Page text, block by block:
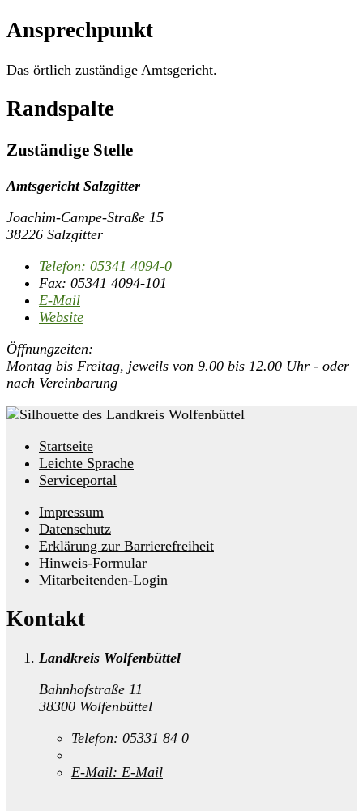
Ansprechpunkt
Das örtlich zuständige Amtsgericht.
Randspalte
Zuständige Stelle
Amtsgericht Salzgitter
Joachim-Campe-Straße 15
38226 Salzgitter
Telefon: 05341 4094-0
Fax: 05341 4094-101
E-Mail
Website
Öffnungzeiten:
Montag bis Freitag, jeweils von 9.00 bis 12.00 Uhr - oder
nach Vereinbarung
Startseite
Leichte Sprache
Serviceportal
Impressum
Datenschutz
Erklärung zur Barrierefreiheit
Hinweis-Formular
Mitarbeitenden-Login
Kontakt
Landkreis Wolfenbüttel
Bahnhofstraße 11
38300 Wolfenbüttel
Telefon: 05331 84 0
E-Mail: E-Mail